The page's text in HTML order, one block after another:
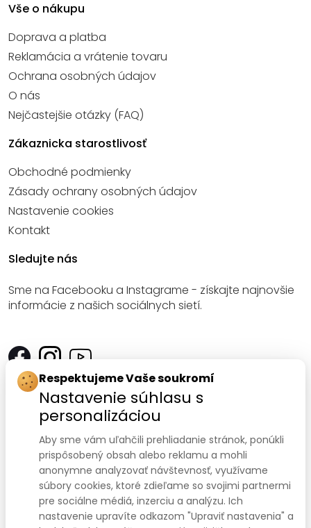
Vše o nákupu
Doprava a platba
Reklamácia a vrátenie tovaru
Ochrana osobných údajov
O nás
Nejčastejšie otázky (FAQ)
Zákaznicka starostlivosť
Obchodné podmienky
Zásady ochrany osobných údajov
Nastavenie cookies
Kontakt
Sledujte nás
Sme na Facebooku a Instagrame - získajte najnovšie
informácie z našich sociálnych sietí.
Kontakt
SANOMED, spol. s r.o.
Palackého třída 240/75
612 00 Brno-Královo Pole
IČ: 47910127
DIČ: CZ47910127
Respektujeme Vaše soukromí
Nastavenie súhlasu s
personalizáciou
Aby sme vám uľahčili prehliadanie stránok, ponúkli
prispôsobený obsah alebo reklamu a mohli
anonymne analyzovať návštevnosť, využívame
súbory cookies, ktoré zdieľame so svojimi partnermi
pre sociálne médiá, inzerciu a analýzu. Ich
nastavenie upravíte odkazom "Upraviť nastavenia" a